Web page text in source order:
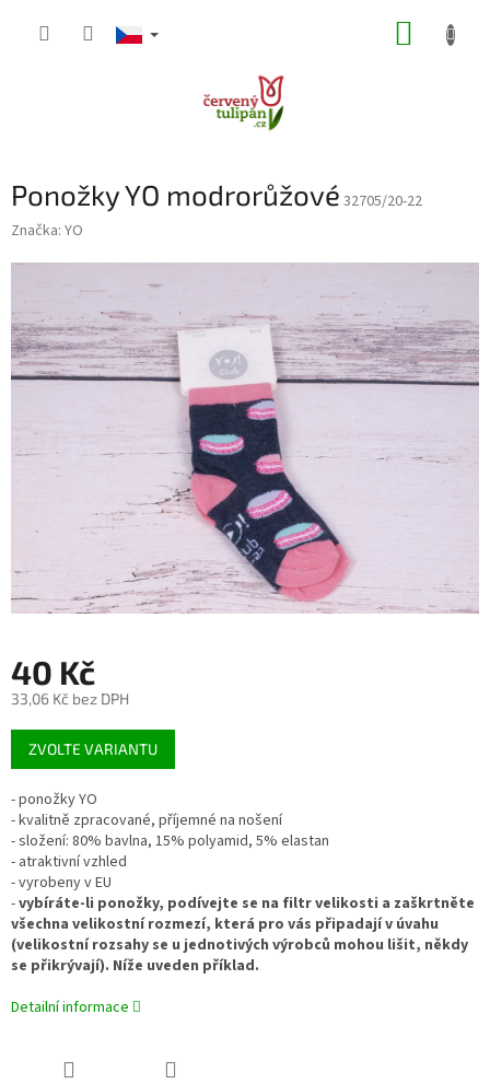
Ponožky YO modrorůžové 32705/20-22
Značka: YO
40 Kč
33,06 Kč bez DPH
Měrná
cena:
ZVOLTE VARIANTU
- ponožky YO
- kvalitně zpracované, příjemné na nošení
- složení: 80% bavlna, 15% polyamid, 5% elastan
- atraktivní vzhled
- vyrobeny v EU
-vybíráte-li ponožky, podívejte se na filtr velikosti a zaškrtněte
všechna velikostní rozmezí, která pro vás připadají v úvahu
(velikostní rozsahy se u jednotivých výrobců mohou lišit, někdy
se přikrývají). Níže uveden příklad.
Detailní informace